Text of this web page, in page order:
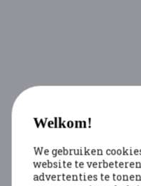
Welkom!
We gebruiken
website te
advertenties te